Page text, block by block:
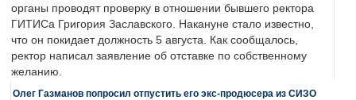
органы проводят проверку в отношении бывшего ректора
ГИТИСа Григория Заславского. Накануне стало известно,
что он покидает должность 5 августа. Как сообщалось,
ректор написал заявление об отставке по собственному
желанию.
Олег Газманов попросил отпустить его экс-продюсера из СИЗО